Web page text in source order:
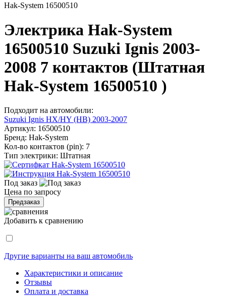
Hak-System 16500510
Электрика Hak-System
16500510 Suzuki Ignis 2003-
2008 7 контактов (Штатная
Hak-System 16500510 )
Подходит на автомобили:
Suzuki Ignis HX/HY (HB) 2003-2007
Артикул: 16500510
Бренд: Hak-System
Кол-во контактов (pin): 7
Тип электрики: Штатная
Под заказ
Цена по запросу
Предзаказ
Добавить к сравнению
Другие варианты на ваш автомобиль
Характеристики и описание
Отзывы
Оплата и доставка